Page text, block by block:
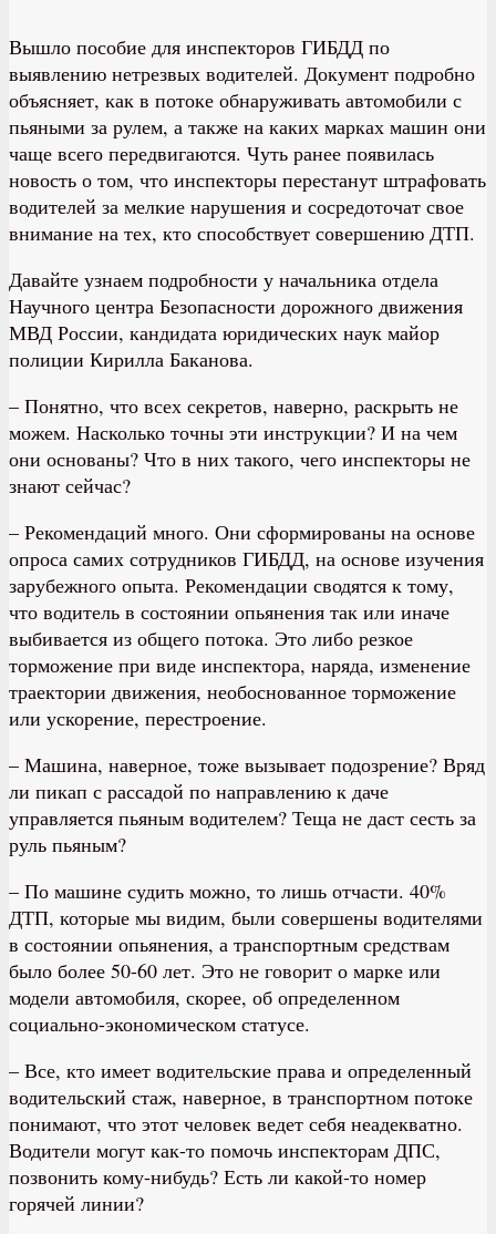
Вышло пособие для инспекторов ГИБДД по
выявлению нетрезвых водителей. Документ подробно
объясняет, как в потоке обнаруживать автомобили с
пьяными за рулем, а также на каких марках машин они
чаще всего передвигаются. Чуть ранее появилась
новость о том, что инспекторы перестанут штрафовать
водителей за мелкие нарушения и сосредоточат свое
внимание на тех, кто способствует совершению ДТП.
Давайте узнаем подробности у начальника отдела
Научного центра Безопасности дорожного движения
МВД России, кандидата юридических наук майор
полиции Кирилла Баканова.
– Понятно, что всех секретов, наверно, раскрыть не
можем. Насколько точны эти инструкции? И на чем
они основаны? Что в них такого, чего инспекторы не
знают сейчас?
– Рекомендаций много. Они сформированы на основе
опроса самих сотрудников ГИБДД, на основе изучения
зарубежного опыта. Рекомендации сводятся к тому,
что водитель в состоянии опьянения так или иначе
выбивается из общего потока. Это либо резкое
торможение при виде инспектора, наряда, изменение
траектории движения, необоснованное торможение
или ускорение, перестроение.
– Машина, наверное, тоже вызывает подозрение? Вряд
ли пикап с рассадой по направлению к даче
управляется пьяным водителем? Теща не даст сесть за
руль пьяным?
– По машине судить можно, то лишь отчасти. 40%
ДТП, которые мы видим, были совершены водителями
в состоянии опьянения, а транспортным средствам
было более 50-60 лет. Это не говорит о марке или
модели автомобиля, скорее, об определенном
социально-экономическом статусе.
– Все, кто имеет водительские права и определенный
водительский стаж, наверное, в транспортном потоке
понимают, что этот человек ведет себя неадекватно.
Водители могут как-то помочь инспекторам ДПС,
позвонить кому-нибудь? Есть ли какой-то номер
горячей линии?